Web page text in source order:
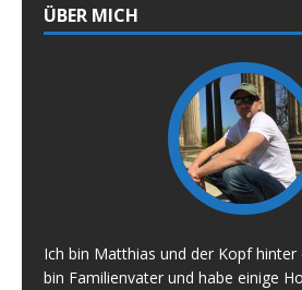
ÜBER MICH
Ich bin Matthias und der Kopf hinter
bin Familienvater und habe einige